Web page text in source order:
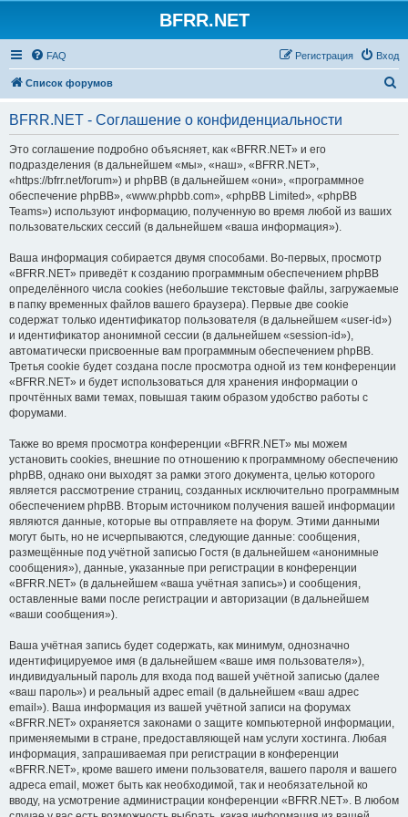
BFRR.NET
FAQ Вход
Регистрация
Список форумов
BFRR.NET - Соглашение о конфиденциальности
Это соглашение подробно объясняет, как «BFRR.NET» и его
подразделения (в дальнейшем «мы», «наш», «BFRR.NET»,
«https://bfrr.net/forum») и phpBB (в дальнейшем «они», «программное
обеспечение phpBB», «www.phpbb.com», «phpBB Limited», «phpBB
Teams») используют информацию, полученную во время любой из ваших
пользовательских сессий (в дальнейшем «ваша информация»).
Ваша информация собирается двумя способами. Во-первых, просмотр
«BFRR.NET» приведёт к созданию программным обеспечением phpBB
определённого числа cookies (небольшие текстовые файлы, загружаемые
в папку временных файлов вашего браузера). Первые две cookie
содержат только идентификатор пользователя (в дальнейшем «user-id»)
и идентификатор анонимной сессии (в дальнейшем «session-id»),
автоматически присвоенные вам программным обеспечением phpBB.
Третья cookie будет создана после просмотра одной из тем конференции
«BFRR.NET» и будет использоваться для хранения информации о
прочтённых вами темах, повышая таким образом удобство работы с
форумами.
Также во время просмотра конференции «BFRR.NET» мы можем
установить cookies, внешние по отношению к программному обеспечению
phpBB, однако они выходят за рамки этого документа, целью которого
является рассмотрение страниц, созданных исключительно программным
обеспечением phpBB. Вторым источником получения вашей информации
являются данные, которые вы отправляете на форум. Этими данными
могут быть, но не исчерпываются, следующие данные: сообщения,
размещённые под учётной записью Гостя (в дальнейшем «анонимные
сообщения»), данные, указанные при регистрации в конференции
«BFRR.NET» (в дальнейшем «ваша учётная запись») и сообщения,
оставленные вами после регистрации и авторизации (в дальнейшем
«ваши сообщения»).
Ваша учётная запись будет содержать, как минимум, однозначно
идентифицируемое имя (в дальнейшем «ваше имя пользователя»),
индивидуальный пароль для входа под вашей учётной записью (далее
«ваш пароль») и реальный адрес email (в дальнейшем «ваш адрес
email»). Ваша информация из вашей учётной записи на форумах
«BFRR.NET» охраняется законами о защите компьютерной информации,
применяемыми в стране, предоставляющей нам услуги хостинга. Любая
информация, запрашиваемая при регистрации в конференции
«BFRR.NET», кроме вашего имени пользователя, вашего пароля и вашего
адреса email, может быть как необходимой, так и необязательной ко
вводу, на усмотрение администрации конференции «BFRR.NET». В любом